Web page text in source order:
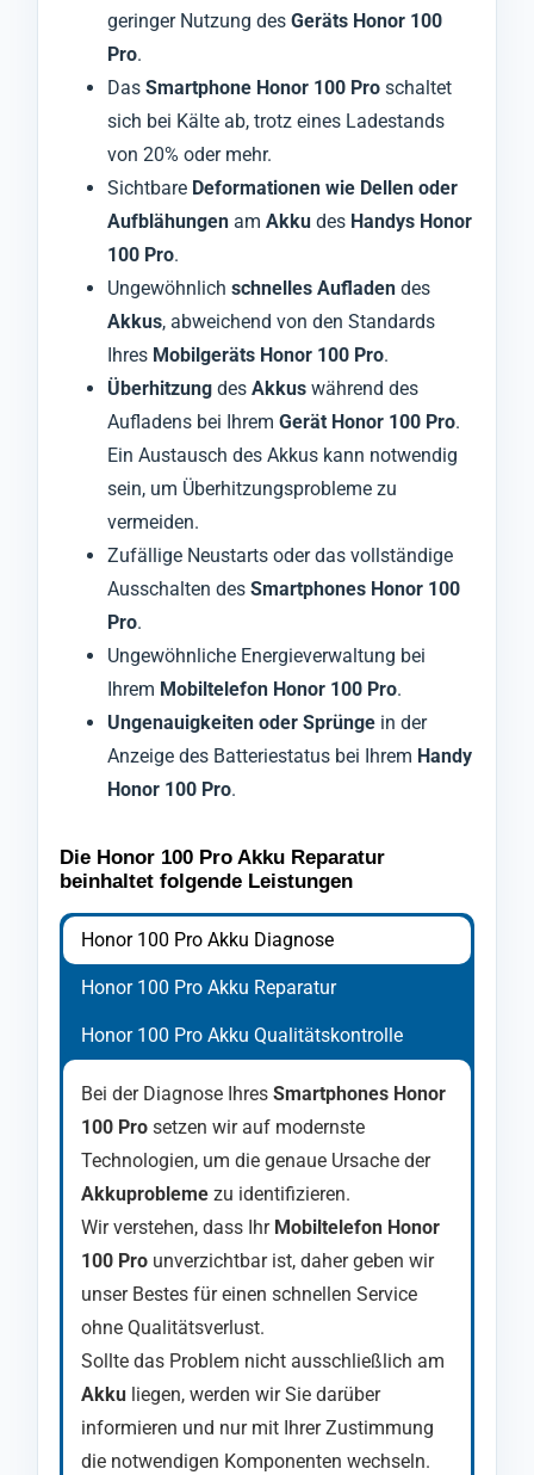
geringer Nutzung des Geräts Honor 100
Pro.
Das Smartphone Honor 100 Pro schaltet
sich bei Kälte ab, trotz eines Ladestands
von 20% oder mehr.
Sichtbare Deformationen wie Dellen oder
Aufblähungen am Akku des Handys Honor
100 Pro.
Ungewöhnlich schnelles Aufladen des
Akkus, abweichend von den Standards
Ihres Mobilgeräts Honor 100 Pro.
Überhitzung des Akkus während des
Aufladens bei Ihrem Gerät Honor 100 Pro.
Ein Austausch des Akkus kann notwendig
sein, um Überhitzungsprobleme zu
vermeiden.
Zufällige Neustarts oder das vollständige
Ausschalten des Smartphones Honor 100
Pro.
Ungewöhnliche Energieverwaltung bei
Ihrem Mobiltelefon Honor 100 Pro.
Ungenauigkeiten oder Sprünge in der
Anzeige des Batteriestatus bei Ihrem Handy
Honor 100 Pro.
Die Honor 100 Pro Akku Reparatur
beinhaltet folgende Leistungen
Honor 100 Pro Akku Diagnose
Honor 100 Pro Akku Reparatur
Honor 100 Pro Akku Qualitätskontrolle
Bei der Diagnose Ihres Smartphones Honor
100 Pro setzen wir auf modernste
Technologien, um die genaue Ursache der
Akkuprobleme zu identifizieren.
Wir verstehen, dass Ihr Mobiltelefon Honor
100 Pro unverzichtbar ist, daher geben wir
unser Bestes für einen schnellen Service
ohne Qualitätsverlust.
Sollte das Problem nicht ausschließlich am
Akku liegen, werden wir Sie darüber
informieren und nur mit Ihrer Zustimmung
die notwendigen Komponenten wechseln.